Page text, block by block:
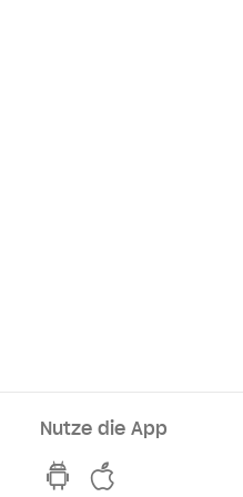
Nutze die App
hvv switch App